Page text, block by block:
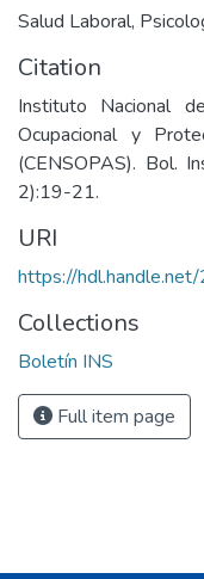
Salud Laboral,
Citation
Instituto Nacional
Ocupacional y
(CENSOPAS). Bol.
2):19-21.
URI
https://
Collections
Boletín INS
Full item page